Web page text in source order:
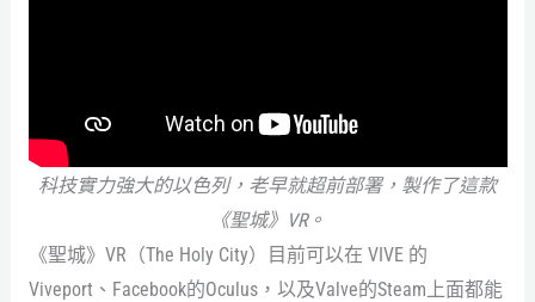
科技實力強大的以色列，老早就超前部署，製作了這款
《聖城》VR。
《聖城》VR（The Holy City）目前可以在 VIVE 的
Viveport、Facebook的Oculus，以及Valve的Steam上面都能